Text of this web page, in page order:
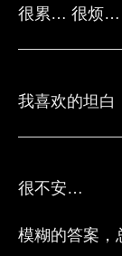
很累… 很烦…
我喜欢的坦白
很不安…
模糊的答案